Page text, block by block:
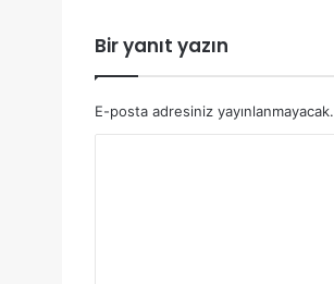
Bir yanıt yazın
E-posta adresiniz yayınlanmayacak.